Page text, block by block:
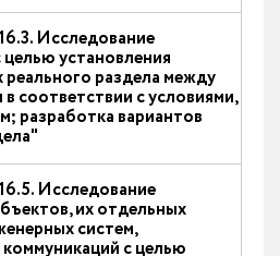
Исследование
установления
раздела между
соответствии с условиями,
разработка вариантов
Исследование
их отдельных
систем,
с целью